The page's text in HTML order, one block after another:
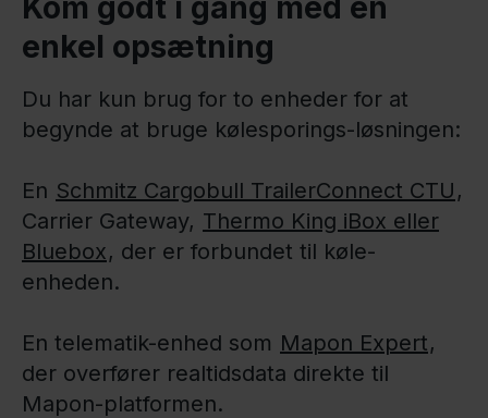
Kom godt i gang med en
enkel opsætning
Du har kun brug for to enheder for at
begynde at bruge kølesporings-løsningen:
En Schmitz Cargobull TrailerConnect CTU ,
Carrier Gateway, Thermo King iBox eller
Bluebox, der er forbundet til køle-
enheden.
En telematik-enhed som Mapon Expert,
der overfører realtidsdata direkte til
Mapon-platformen.